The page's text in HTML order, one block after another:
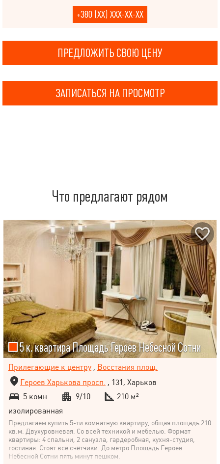
+380 (XX) XXX-XX-XX
ПРЕДЛОЖИТЬ СВОЮ ЦЕНУ
ЗАПИСАТЬСЯ НА ПРОСМОТР
Что предлагают рядом
5 к. квартира Площадь Героев Небесной Сотни
Прилегающие к центру , Восстания площ.
Героев Харькова просп. , 131, Харьков
5 комн.
9/10
210 м²
изолированная
Предлагаем купить 5-ти комнатную квартиру, общая площадь 210
кв.м. Двухуровневая. Со всей техникой и мебелью. Формат
квартиры: 4 спальни, 2 санузла, гардеробная, кухня-студия,
гостиная. Стоят все счётчики. До метро Площадь Героев
Небесной Сотни пять минут пешком.